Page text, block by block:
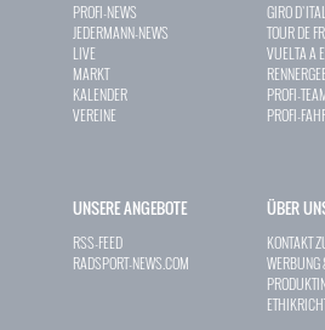
PROFI-NEWS
JEDERMANN-NEWS
LIVE
MARKT
KALENDER
VEREINE
GIRO
TOUR DE
VUELTA A
PROFI-
PROFI-
UNSERE ANGEBOTE
RSS-FEED
RADSPORT-NEWS.COM
ÜBER
KONTAKT
WERBUNG